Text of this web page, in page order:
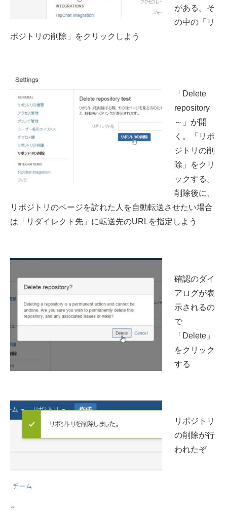
がある。そ
の中の「リ
ポジトリの削除」をクリックしよう
「Delete
repository
～」が開
く。「リポ
ジトリの削
除」をクリ
ックする。
削除後に、
リポジトリのページを訪れた人を自動転送させたい場合
は「リダイレクト先」に転送先のURLを指定しよう
確認のダイ
アログが表
示されるの
で
「Delete」
をクリック
する
リポジトリ
の削除が行
われたぞ